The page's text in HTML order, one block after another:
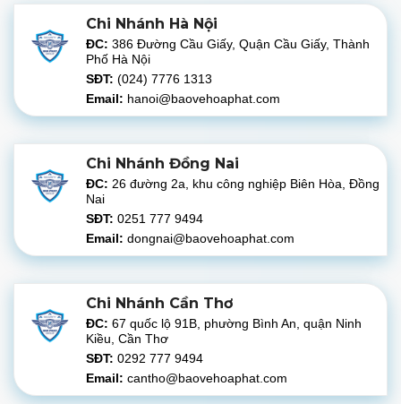
Chi Nhánh Hà Nội
ĐC: 386 Đường Cầu Giấy, Quận Cầu Giấy, Thành
Phố Hà Nội
SĐT: (024) 7776 1313
Email: hanoi@baovehoaphat.com
Chi Nhánh Đồng Nai
ĐC: 26 đường 2a, khu công nghiệp Biên Hòa, Đồng
Nai
SĐT: 0251 777 9494
Email: dongnai@baovehoaphat.com
Chi Nhánh Cần Thơ
ĐC: 67 quốc lộ 91B, phường Bình An, quận Ninh
Kiều, Cần Thơ
SĐT: 0292 777 9494
Email: cantho@baovehoaphat.com